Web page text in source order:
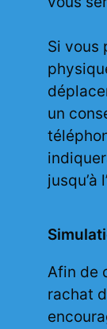
Si vous
un
jusqu’à
Afin de
rachat